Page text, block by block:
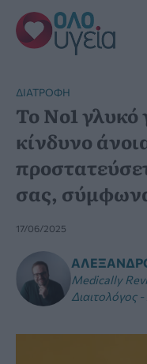
Μετάβαση
στο
περιεχόμενο
ΔΙΑΤΡΟΦΉ
Το Νο1 γλυκό
κίνδυνο
σας,
17/06/2025
Medically
Διαιτολόγος